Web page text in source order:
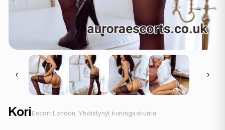
KoriEscort London, Yhdistynyt kuningaskunta